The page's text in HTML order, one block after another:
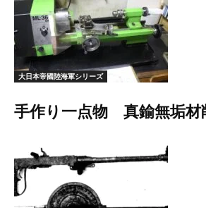
大日本帝國陸海軍シリーズ
手作り一点物 真鍮無垢材